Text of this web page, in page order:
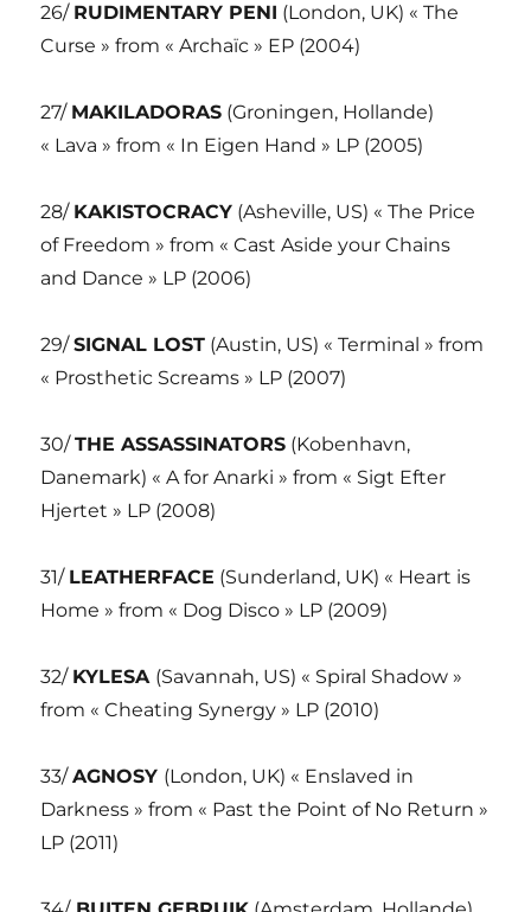
26/ RUDIMENTARY PENI (London, UK) « The
Curse » from « Archaïc » EP (2004)
27/ MAKILADORAS (Groningen, Hollande)
« Lava » from « In Eigen Hand » LP (2005)
28/ KAKISTOCRACY (Asheville, US) « The Price
of Freedom » from « Cast Aside your Chains
and Dance » LP (2006)
29/SIGNAL LOST (Austin, US) « Terminal » from
« Prosthetic Screams » LP (2007)
30/THE ASSASSINATORS (Kobenhavn,
Danemark) « A for Anarki » from « Sigt Efter
Hjertet » LP (2008)
31/ LEATHERFACE (Sunderland, UK) « Heart is
Home » from « Dog Disco » LP (2009)
32/ KYLESA (Savannah, US) « Spiral Shadow »
from « Cheating Synergy » LP (2010)
33/AGNOSY (London, UK) « Enslaved in
Darkness » from « Past the Point of No Return »
LP (2011)